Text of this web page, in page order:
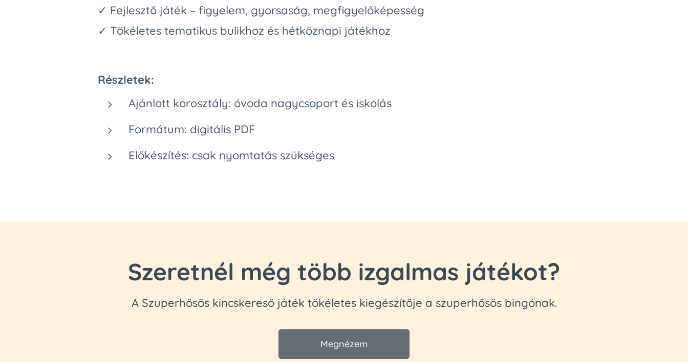
✓ Fejlesztő játék – figyelem, gyorsaság, megfigyelőképesség
✓ Tökéletes tematikus bulikhoz és hétköznapi játékhoz
Részletek:
Ajánlott korosztály: óvoda nagycsoport és iskolás
Formátum: digitális PDF
Előkészítés: csak nyomtatás szükséges
Szeretnél még több izgalmas játékot?
A Szuperhősös kincskereső játék tökéletes kiegészítője a szuperhősös bingónak.
Megnézem